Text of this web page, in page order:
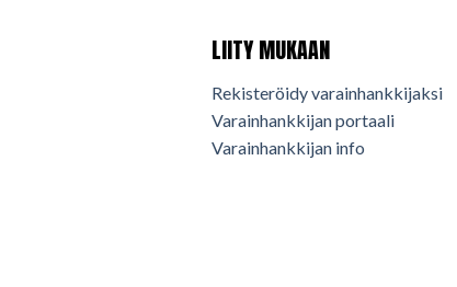
LIITY MUKAAN
Rekisteröidy varainhankkijaksi
Varainhankkijan portaali
Varainhankkijan info